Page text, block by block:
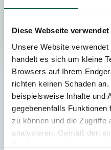
Diese Webseite
Unsere Website
handelt es sich um kleine
Browsers auf Ihrem
richten keinen Schaden
beispielsweise Inhalte und
gegebenenfalls
zu können und die Zugriffe
analysieren. Gemäß den
Bestimmungen können wir
Kontaktieren Sie